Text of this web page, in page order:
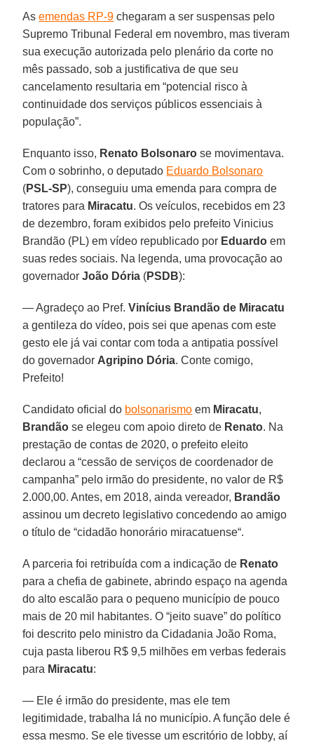
Asemendas RP-9 chegaram a ser suspensas pelo
Supremo Tribunal Federal em novembro, mas tiveram
sua execução autorizada pelo plenário da corte no
mês passado, sob a justificativa de que seu
cancelamento resultaria em “potencial risco à
continuidade dos serviços públicos essenciais à
população”.
Enquanto isso, Renato Bolsonaro se movimentava.
Com o sobrinho, o deputado Eduardo Bolsonaro
(PSL-SP), conseguiu uma emenda para compra de
tratores para Miracatu. Os veículos, recebidos em 23
de dezembro, foram exibidos pelo prefeito Vinicius
Brandão (PL) em vídeo republicado por Eduardo em
suas redes sociais. Na legenda, uma provocação ao
governadorJoão Dória (PSDB):
— Agradeço ao Pref.Vinícius Brandão de Miracatu
a gentileza do vídeo, pois sei que apenas com este
gesto ele já vai contar com toda a antipatia possível
do governador Agripino Dória. Conte comigo,
Prefeito!
Candidato oficial do bolsonarismo em Miracatu,
Brandão se elegeu com apoio direto de Renato. Na
prestação de contas de 2020, o prefeito eleito
declarou a “cessão de serviços de coordenador de
campanha” pelo irmão do presidente, no valor de R$
2.000,00. Antes, em 2018, ainda vereador, Brandão
assinou um decreto legislativo concedendo ao amigo
o título de “cidadão honorário miracatuense“.
A parceria foi retribuída com a indicação de Renato
para a chefia de gabinete, abrindo espaço na agenda
do alto escalão para o pequeno município de pouco
mais de 20 mil habitantes. O “jeito suave” do político
foi descrito pelo ministro da Cidadania João Roma,
cuja pasta liberou R$ 9,5 milhões em verbas federais
para Miracatu:
— Ele é irmão do presidente, mas ele tem
legitimidade, trabalha lá no município. A função dele é
essa mesmo. Se ele tivesse um escritório de lobby, aí